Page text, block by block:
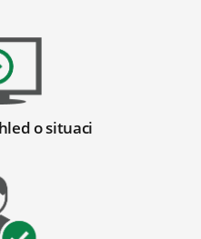
o situaci